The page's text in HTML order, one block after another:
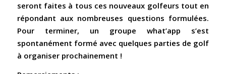
seront faites à tous ces nouveaux golfeurs tout en
répondant aux nombreuses questions formulées.
Pour terminer, un groupe what’app s’est
spontanément formé avec quelques parties de golf
à organiser prochainement !